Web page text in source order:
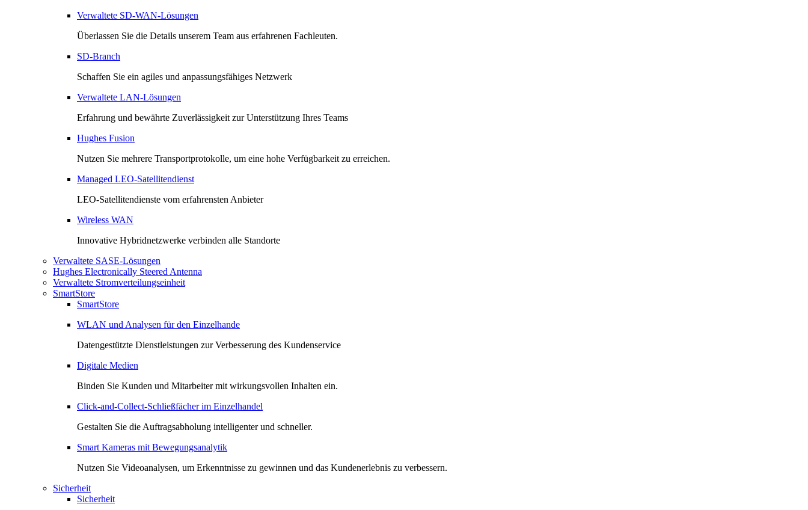
Verwaltete SD-WAN-Lösungen
Überlassen Sie die Details unserem Team aus erfahrenen Fachleuten.
SD-Branch
Schaffen Sie ein agiles und anpassungsfähiges Netzwerk
Verwaltete LAN-Lösungen
Erfahrung und bewährte Zuverlässigkeit zur Unterstützung Ihres Teams
Hughes Fusion
Nutzen Sie mehrere Transportprotokolle, um eine hohe Verfügbarkeit zu erreichen.
Managed LEO-Satellitendienst
LEO-Satellitendienste vom erfahrensten Anbieter
Wireless WAN
Innovative Hybridnetzwerke verbinden alle Standorte
Verwaltete SASE-Lösungen
Hughes Electronically Steered Antenna
Verwaltete Stromverteilungseinheit
SmartStore
SmartStore
WLAN und Analysen für den Einzelhande
Datengestützte Dienstleistungen zur Verbesserung des Kundenservice
Digitale Medien
Binden Sie Kunden und Mitarbeiter mit wirkungsvollen Inhalten ein.
Click-and-Collect-Schließfächer im Einzelhandel
Gestalten Sie die Auftragsabholung intelligenter und schneller.
Smart Kameras mit Bewegungsanalytik
Nutzen Sie Videoanalysen, um Erkenntnisse zu gewinnen und das Kundenerlebnis zu verbessern.
Sicherheit
Sicherheit